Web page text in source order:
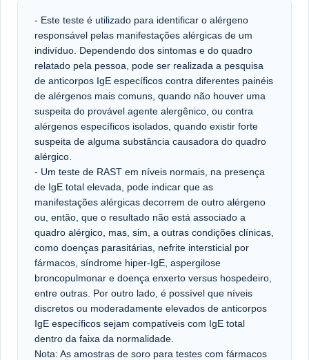
- Este teste é utilizado para identificar o alérgeno
responsável pelas manifestações alérgicas de um
indivíduo. Dependendo dos sintomas e do quadro
relatado pela pessoa, pode ser realizada a pesquisa
de anticorpos IgE específicos contra diferentes painéis
de alérgenos mais comuns, quando não houver uma
suspeita do provável agente alergênico, ou contra
alérgenos específicos isolados, quando existir forte
suspeita de alguma substância causadora do quadro
alérgico.
- Um teste de RAST em níveis normais, na presença
de IgE total elevada, pode indicar que as
manifestações alérgicas decorrem de outro alérgeno
ou, então, que o resultado não está associado a
quadro alérgico, mas, sim, a outras condições clínicas,
como doenças parasitárias, nefrite intersticial por
fármacos, síndrome hiper-IgE, aspergilose
broncopulmonar e doença enxerto versus hospedeiro,
entre outras. Por outro lado, é possível que níveis
discretos ou moderadamente elevados de anticorpos
IgE específicos sejam compatíveis com IgE total
dentro da faixa da normalidade.
Nota: As amostras de soro para testes com fármacos